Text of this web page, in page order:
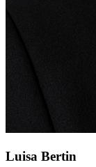
Luisa Bertin